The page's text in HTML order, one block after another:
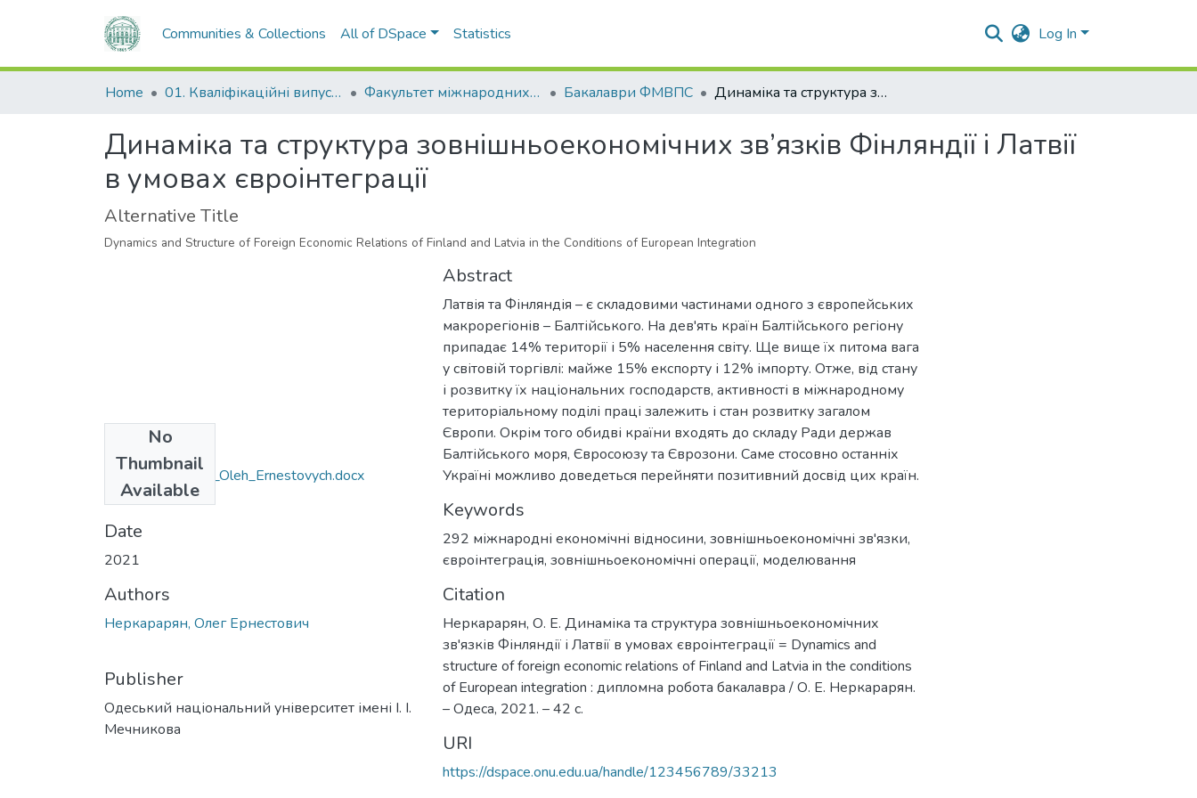
Communities & Collections All of DSpace Statistics Log In
Home 01. Кваліфікаційні випускні роботи здобувачів вищої освіти Факультет міжнародних відносин, політології та соціології Бакалаври ФМВПС Динаміка та структура зовнішньоекономічних зв’язків Фінляндії і Латвії в умовах євроінтеграції
Динаміка та структура зовнішньоекономічних зв’язків Фінляндії і Латвії
в умовах євроінтеграції
Alternative Title
Dynamics and Structure of Foreign Economic Relations of Finland and Latvia in the Conditions of European Integration
No
Thumbnail
Available
292_Nerkararyan_Oleh_Ernestovych.docx
(419.18 KB)
Date
2021
Authors
Неркарарян, Олег Ернестович
Publisher
Одеський національний університет імені І. І.
Мечникова
Abstract
Латвія та Фінляндія – є складовими частинами одного з європейських
макрорегіонів – Балтійського. На дев'ять країн Балтійського регіону
припадає 14% території і 5% населення світу. Ще вище їх питома вага
у світовій торгівлі: майже 15% експорту і 12% імпорту. Отже, від стану
і розвитку їх національних господарств, активності в міжнародному
територіальному поділі праці залежить і стан розвитку загалом
Європи. Окрім того обидві країни входять до складу Ради держав
Балтійського моря, Євросоюзу та Єврозони. Саме стосовно останніх
Україні можливо доведеться перейняти позитивний досвід цих країн.
Keywords
292 міжнародні економічні відносини, зовнішньоекономічні зв'язки,
євроінтеграція, зовнішньоекономічні операції, моделювання
Citation
Неркарарян, О. Е. Динаміка та структура зовнішньоекономічних
зв'язків Фінляндії і Латвії в умовах євроінтеграції = Dynamics and
structure of foreign economic relations of Finland and Latvia in the conditions
of European integration : дипломна робота бакалавра / О. Е. Неркарарян.
– Одеса, 2021. – 42 с.
URI
https://dspace.onu.edu.ua/handle/123456789/33213